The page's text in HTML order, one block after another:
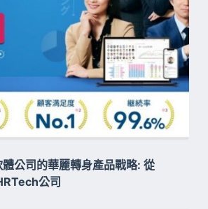
公司的華麗轉身產品戰略: 從
公司